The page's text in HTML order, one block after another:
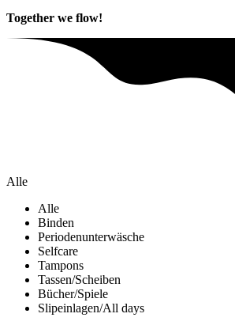
Together we flow!
Alle
Alle
Binden
Periodenunterwäsche
Selfcare
Tampons
Tassen/Scheiben
Bücher/Spiele
Slipeinlagen/All days